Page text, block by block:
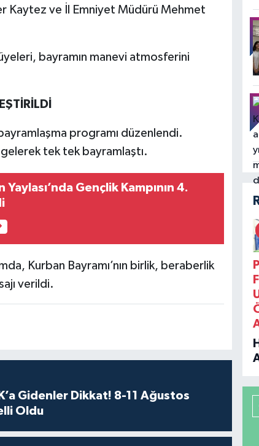
Kaytez ve İl Emniyet Müdürü Mehmet
bayramın manevi atmosferini
programı düzenlendi.
tek tek bayramlaştı.
Gençlik Kampının 4.
Kurban Bayramı’nın birlik, beraberlik
verildi.
Gidenler Dikkat! 8-11 Ağustos
Oldu